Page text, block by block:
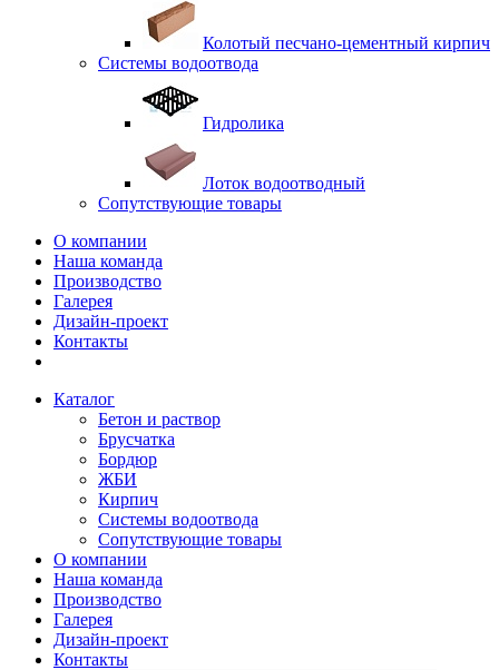
Колотый песчано-цементный кирпич
Системы водоотвода
Гидролика
Лоток водоотводный
Сопутствующие товары
О компании
Наша команда
Производство
Галерея
Дизайн-проект
Контакты
Каталог
Бетон и раствор
Брусчатка
Бордюр
ЖБИ
Кирпич
Системы водоотвода
Сопутствующие товары
О компании
Наша команда
Производство
Галерея
Дизайн-проект
Контакты